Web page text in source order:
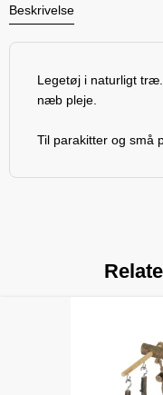
Beskrivelse
Legetøj i naturligt
næb pleje.
Til parakitter og små